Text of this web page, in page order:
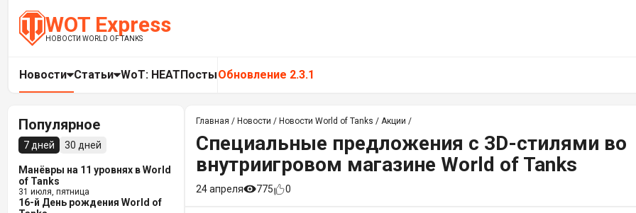
WOT Express
НОВОСТИ WORLD OF TANKS
Новости Статьи WoT: HEATПостыОбновление 2.3.1
Популярное
7 дней 30 дней
Манёвры на 11 уровнях в World
of Tanks
31 июля, пятница
16-й День рождения World of
Главная / Новости / Новости World of Tanks / Акции /
Специальные предложения c 3D-стилями во
внутриигровом магазине World of Tanks
24 апреля 775 0